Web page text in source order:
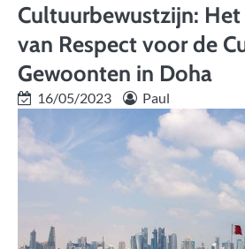
Cultuurbewustzijn:
van Respect voor de
Gewoonten in Doha
16/05/2023 Paul